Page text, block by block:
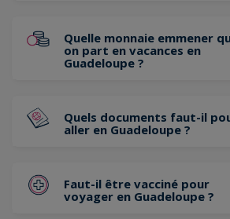
Quelle monnaie emmener
on part en vacances en
Guadeloupe ?
Quels documents faut-il
aller en Guadeloupe ?
Faut-il être vacciné pour
voyager en Guadeloupe ?